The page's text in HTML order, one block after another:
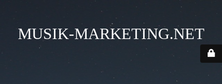
MUSIK-MARKETING.NET